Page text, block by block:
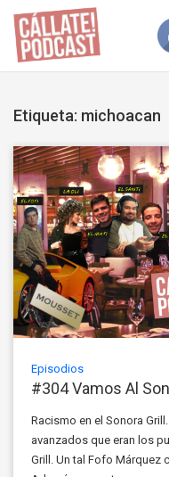
Etiqueta: michoacan
Episodios
#304 Vamos Al
Racismo en el Sonora
avanzados que eran los
Grill. Un tal Fofo Márquez